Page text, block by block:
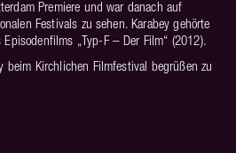
Premiere und war danach auf
Festivals zu sehen. Karabey gehörte
„Typ-F – Der Film“ (2012).
beim Kirchlichen Filmfestival begrüßen zu